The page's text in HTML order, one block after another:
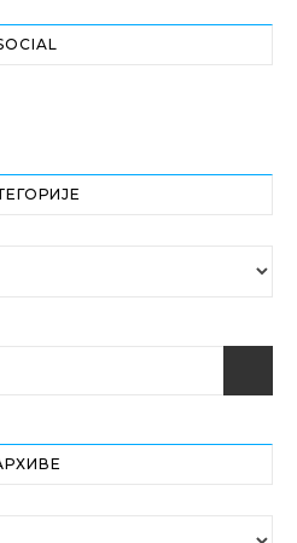
on Twitter
on Instagram
profile on YouTube